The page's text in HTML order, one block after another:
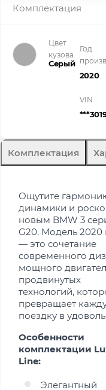
Комплектация
Цвет
кузова
Серый
Год
2020
VIN
Комплектация
Ощутите
динамики и
новым BMW 3
G20. Модель 2020
— это сочетание
современного
мощного
продвинутых
технологий,
превращает
поездку в
Особенности
комплектации
Line:
Элегантный